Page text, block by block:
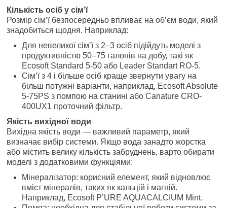
Кількість осіб у сім’ї
Розмір сім’ї безпосередньо впливає на об’єм води, який
знадобиться щодня. Наприклад:
Для невеликої сім’ї з 2–3 осіб підійдуть моделі з
продуктивністю 50–75 галонів на добу, такі як
Ecosoft Standard 5-50 або Leader Standart RO-5.
Сім’ї з 4 і більше осіб краще звернути увагу на
більш потужні варіанти, наприклад, Ecosoft Absolute
5-75PS з помпою на станині або Canature CRO-
400UX1 проточний фільтр.
Якість вихідної води
Вихідна якість води — важливий параметр, який
визначає вибір системи. Якщо вода занадто жорстка
або містить велику кількість забруднень, варто обирати
моделі з додатковими функціями:
Мінералізатор: корисний елемент, який відновлює
вміст мінералів, таких як кальцій і магній.
Наприклад, Ecosoft P’URE AQUACALCIUM Mint.